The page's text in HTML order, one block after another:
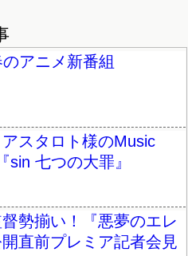
アニメ新番組
スタロト様のMusic
sin 七つの大罪』
勢揃い！『悪夢のエレ
直前プレミア記者会見